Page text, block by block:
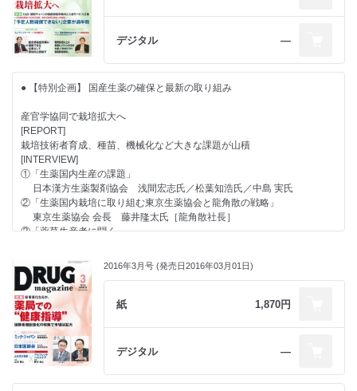
ビッグデータとインテリジェンスで医療の最適化を支援する
杏林大学医学部付属病院 薬剤部医薬品情報室 薬剤科長補佐 若林 進氏
■ Global Report
インフォーマ社 トレイシー・デグレゴリオ氏
■ 薬局・ドラッグストアが目指す地域包括ケアシステムのかたち
公益財団法人 杉浦記念財団 榊原幹夫氏［薬学博士］
● 【主張】
“育児薬剤師”の活躍狭める「かかりつけ32時間勤務」要件は見直すべき
● 【話題の健康食品メーカートップインタビュー】
食文化による日中友好で健康づくり『８年熟成恒順香醋』
桝谷文武氏［日本恒順 代表取締役社長］
● 【特別レポート】 一般薬店と地元卸（バイタルネット）が登録販売者
研修で強力タッグ
「大館登録販売者研修会」（秋田県）が大盛況！
地域巻き込み登録販売者に学ぶ場を提供～地元自治体や薬剤師会、警察が
全面協力、活動を後押し
● 【特集】 シニアケア製品・サービス
認知拡大のポイントはDgS・薬局の地域ニーズ把握と業種提携
超高齢社会＆創薬パラダイムの変化に直面した老舗メーカーの認識と選択
け」
一般社団法人日本在宅薬学会理事長／
ファルメディコ代表取締役社長 狭間研至氏［医師］
【インタビュー②】「薬剤師が持つべき死生観」
関西学院大学大学院 人間福祉研究科教授 藤井美和氏
● 【DgS トップインタビュー】
療協議会 委員］
費用負担以上に患者にメリットの方が大きい「かかりつけ指導料」
● 【特集】 DgS・調剤チェーンの薬剤師採用動向と人材サービス企業
制度的に無理ある“かかりつけ薬剤師”
情報を共有し、一律サービス享受の仕組みづくりを！（前篇）
平野 健二氏［サンキュードラッグ（福岡県） 代表取締役社長］
● 【カラーグラビア】 カラーグラビア特別インタビュー
「プレミアム」投入し「ロキソニンS」シリーズを次代の大型品へ
● 【新薬企業に聞く】
“成熟市場・糖尿病”の周辺に広がるアンメットメディカルニーズに挑む
秦 克美氏［三和化学研究所 社長］
● 【連載】
■ 行政ウォッチング
宮坂佳紀氏［メディカル・テン 代表］
■ 経営力を強化するための処方箋
デジタル ―
● 【特別企画】 国産生薬の確保と最新の取り組み
産官学協同で栽培拡大へ
[REPORT]
栽培技術者育成、種苗、機械化など大きな課題が山積
[INTERVIEW]
①「生薬国内生産の課題」
日本漢方生薬製剤協会 浅間宏志氏／松葉知浩氏／中島 実氏
②「生薬国内栽培に取り組む東京生薬協会と龍角散の戦略」
東京生薬協会 会長 藤井隆太氏［龍角散社長］
③「薬草生産者に聞く」
● 【短期集中連載】 「今回の改定を私はこうみる」
VOL.1 寄稿 健康保険組合連合会 理事 幸野庄司氏［中央社会保険医
療協議会 委員］
費用負担以上に患者にメリットの方が大きい「かかりつけ指導料」
● 【特集】 DgS・調剤チェーンの薬剤師採用動向と人材サービス企業
小社独自調査で判明 予定人数確保できない企業が過半数
“売り手市場”への悲壮感はやや和らぐ
■人材サービス企業紹介 アポプラスステーション
2016年3月号 (発売日2016年03月01日)
紙 1,870円
デジタル ―